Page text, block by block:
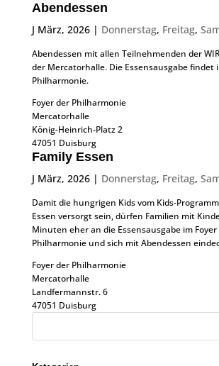
Abendessen
J März, 2026| Donnerstag, Freitag,
Abendessen mit allen Teilnehmenden der
der Mercatorhalle. Die Essensausgabe findet
Philharmonie.
Foyer der Philharmonie
Mercatorhalle
König-Heinrich-Platz 2
47051 Duisburg
Family Essen
J März, 2026| Donnerstag, Freitag,
Damit die hungrigen Kids vom Kids-
Essen versorgt sein, dürfen Familien mit
Minuten eher an die Essensausgabe im Foyer
Philharmonie und sich mit Abendessen
Foyer der Philharmonie
Mercatorhalle
Landfermannstr. 6
47051 Duisburg